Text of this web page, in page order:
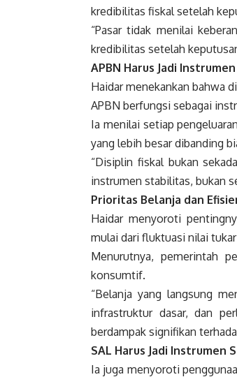
kredibilitas fiskal setelah
“Pasar tidak menilai
kredibilitas setelah
APBN Harus Jadi
Haidar menekankan bahwa
APBN berfungsi sebagai
Ia menilai setiap
yang lebih besar dibanding
“Disiplin fiskal bukan
instrumen stabilitas, bukan
Prioritas Belanja dan
Haidar menyoroti
mulai dari fluktuasi nilai
Menurutnya, pemerintah
konsumtif.
“Belanja yang langsung
infrastruktur dasar, dan
berdampak signifikan
SAL Harus Jadi Instrumen
Ia juga menyoroti